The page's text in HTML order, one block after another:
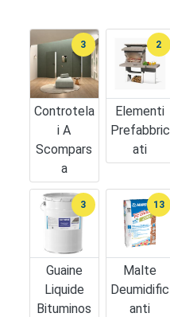
Controtela
I A
Scompars
A
3
Elementi
Prefabbric
Ati
2
Guaine
Liquide
Bituminos
3
Malte
Deumidific
Anti
13